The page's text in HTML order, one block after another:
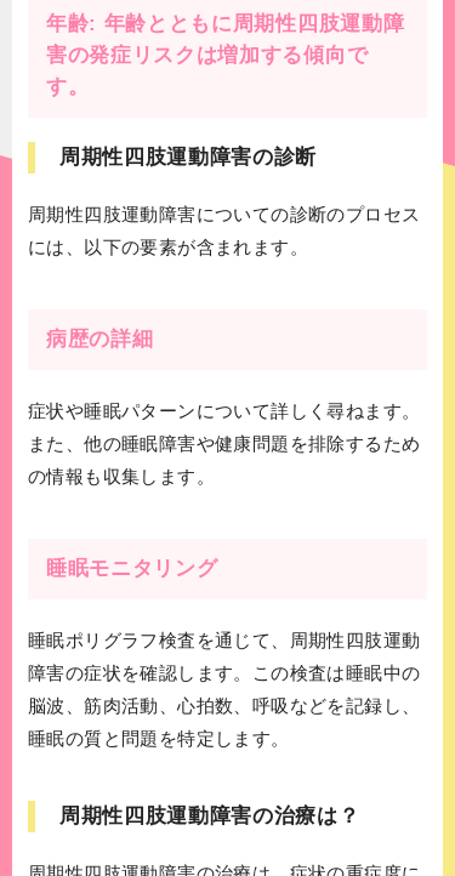
年齢: 年齢とともに周期性四肢運動障
害の発症リスクは増加する傾向で
す。
周期性四肢運動障害の診断
周期性四肢運動障害についての診断のプロセス
には、以下の要素が含まれます。
病歴の詳細
症状や睡眠パターンについて詳しく尋ねます。
また、他の睡眠障害や健康問題を排除するため
の情報も収集します。
睡眠モニタリング
睡眠ポリグラフ検査を通じて、周期性四肢運動
障害の症状を確認します。この検査は睡眠中の
脳波、筋肉活動、心拍数、呼吸などを記録し、
睡眠の質と問題を特定します。
周期性四肢運動障害の治療は？